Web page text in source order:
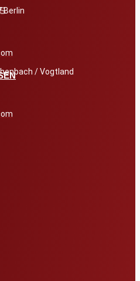
Berlin
/ Vogtland